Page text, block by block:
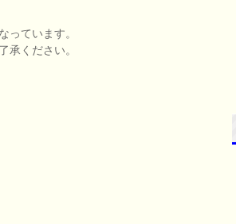
っています。
承ください。